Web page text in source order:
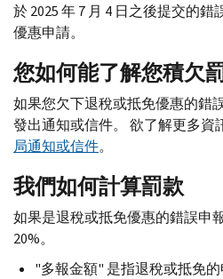
於 2025 年 7 月 4 日之後提交的
優惠申請。
您如何能了解您積欠
如果您欠下退稅或抵免優惠的錯
發出通知或信件。 欲了解更多資
局通知或信件。
我們如何計算罰款
如果是退稅或抵免優惠的錯誤申
20%。
"多報金額" 是指退稅或抵免